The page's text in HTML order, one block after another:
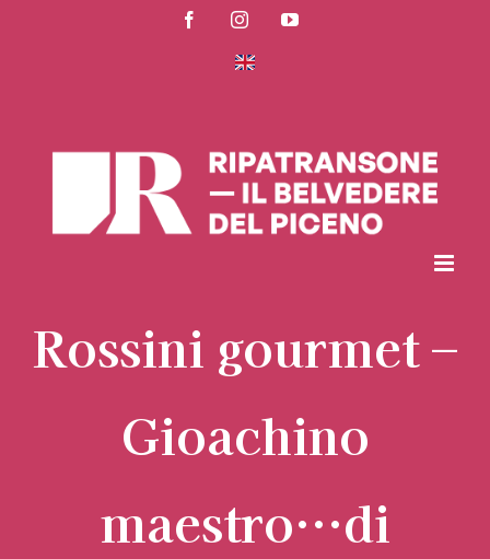
FacebookInstagramYouTube
Rossini gourmet –
Gioachino
maestro…di